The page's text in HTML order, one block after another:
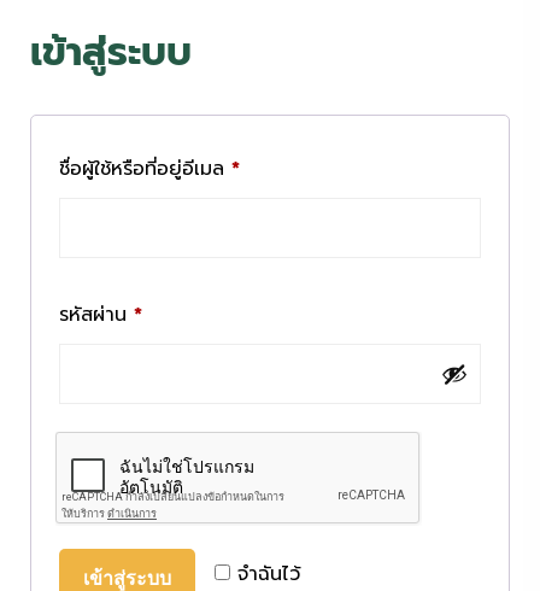
เข้าสู่ระบบ
ชื่อผู้ใช้หรือที่อยู่อีเมล *
รหัสผ่าน *
จำฉันไว้
เข้าสู่ระบบ